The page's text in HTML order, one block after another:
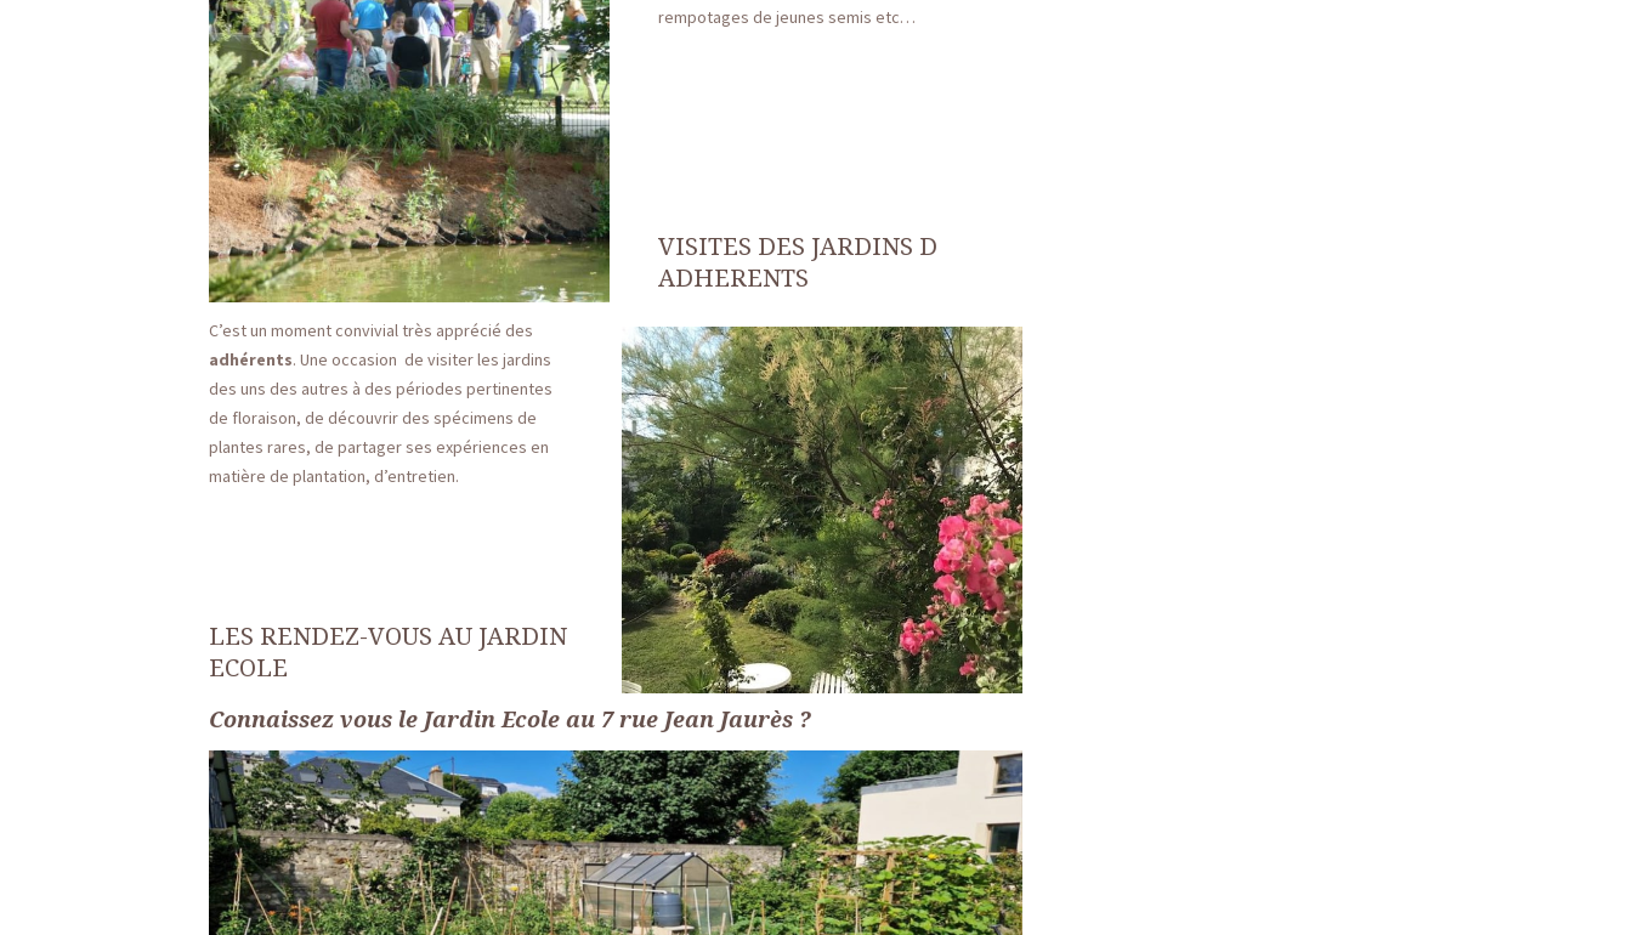
rempotages de jeunes semis etc…
VISITES DES JARDINS D
ADHERENTS
C’est un moment convivial très apprécié des
adhérents. Une occasion de visiter les jardins
des uns des autres à des périodes pertinentes
de floraison, de découvrir des spécimens de
plantes rares, de partager ses expériences en
matière de plantation, d’entretien.
LES RENDEZ-VOUS AU JARDIN
ECOLE
Connaissez vous le Jardin Ecole au 7 rue Jean Jaurès ?